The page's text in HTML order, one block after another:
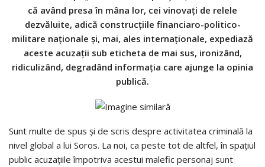
că având presa în mâna lor, cei vinovaţi de relele
dezvăluite, adică construcţiile financiaro-politico-
militare naţionale şi, mai, ales internaţionale, expediază
aceste acuzaţii sub eticheta de mai sus, ironizând,
ridiculizând, degradând informaţia care ajunge la opinia
publică.
Sunt multe de spus şi de scris despre activitatea criminală la
nivel global a lui Soros. La noi, ca peste tot de altfel, în spaţiul
public acuzaţiile împotriva acestui malefic personaj sunt